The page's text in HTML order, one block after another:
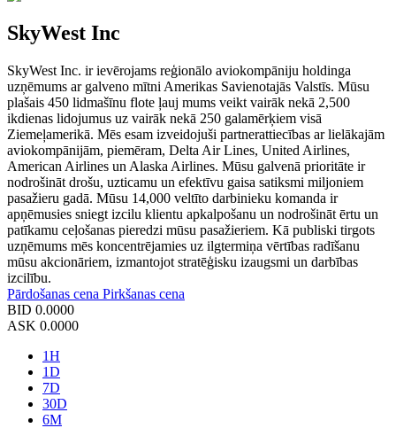
SkyWest Inc
SkyWest Inc. ir ievērojams reģionālo aviokompāniju holdinga
uzņēmums ar galveno mītni Amerikas Savienotajās Valstīs. Mūsu
plašais 450 lidmašīnu flote ļauj mums veikt vairāk nekā 2,500
ikdienas lidojumus uz vairāk nekā 250 galamērķiem visā
Ziemeļamerikā. Mēs esam izveidojuši partnerattiecības ar lielākajām
aviokompānijām, piemēram, Delta Air Lines, United Airlines,
American Airlines un Alaska Airlines. Mūsu galvenā prioritāte ir
nodrošināt drošu, uzticamu un efektīvu gaisa satiksmi miljoniem
pasažieru gadā. Mūsu 14,000 veltīto darbinieku komanda ir
apņēmusies sniegt izcilu klientu apkalpošanu un nodrošināt ērtu un
patīkamu ceļošanas pieredzi mūsu pasažieriem. Kā publiski tirgots
uzņēmums mēs koncentrējamies uz ilgtermiņa vērtības radīšanu
mūsu akcionāriem, izmantojot stratēģisku izaugsmi un darbības
izcilību.
Pārdošanas cena Pirkšanas cena
BID 0.0000
ASK 0.0000
1H
1D
7D
30D
6M